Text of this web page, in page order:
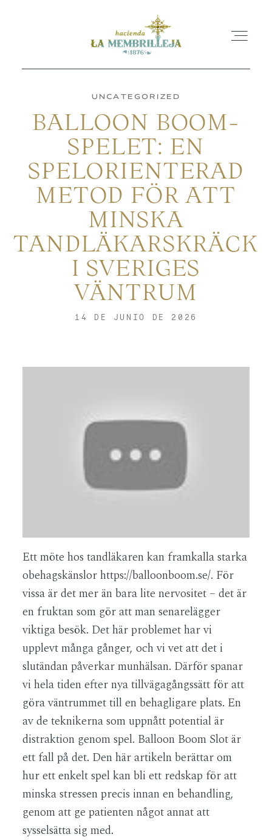
INICIO
LA HACIENDA
BLOG
CONTACTO
REDES
UNCATEGORIZED
BALLOON BOOM-
SPELET: EN
SPELORIENTERAD
METOD FÖR ATT
MINSKA
TANDLÄKARSKRÄCK
I SVERIGES
VÄNTRUM
14 DE JUNIO DE 2026
Ett möte hos tandläkaren kan framkalla starka
obehagskänslorhttps://balloonboom.se/. För
vissa är det mer än bara lite nervositet – det är
en fruktan som gör att man senarelägger
viktiga besök. Det här problemet har vi
upplevt många gånger, och vi vet att det i
slutändan påverkar munhälsan. Därför spanar
vi hela tiden efter nya tillvägagångssätt för att
göra väntrummet till en behagligare plats. En
av de teknikerna som uppnått potential är
distraktion genom spel. Balloon Boom Slot är
ett fall på det. Den här artikeln berättar om
hur ett enkelt spel kan bli ett redskap för att
minska stressen precis innan en behandling,
genom att ge patienten något annat att
sysselsätta sig med.